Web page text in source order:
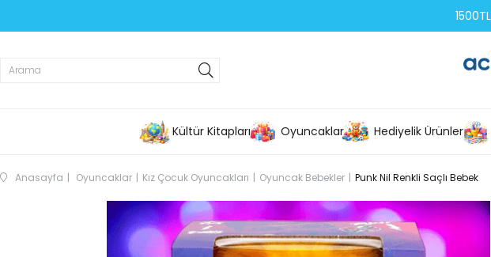
Kültür Kitapları Oyuncaklar Hediyelik Ürünler
Anasayfa Oyuncaklar Kız Çocuk Oyuncakları Oyuncak Bebekler Punk Nil Renkli Saçlı Bebek